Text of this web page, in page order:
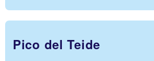
Pico del Teide